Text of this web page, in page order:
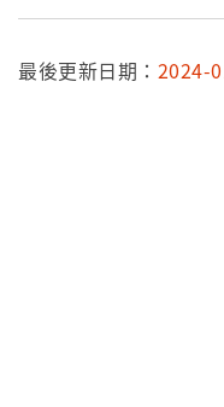
最後更新日期： 2024-